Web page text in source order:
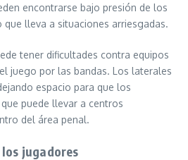
encontrarse bajo presión de los
lleva a situaciones arriesgadas.
tener dificultades contra equipos
juego por las bandas. Los laterales
espacio para que los
puede llevar a centros
del área penal.
jugadores